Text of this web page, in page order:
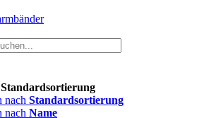
Standardsortierung
nach Standardsortierung
nach Name